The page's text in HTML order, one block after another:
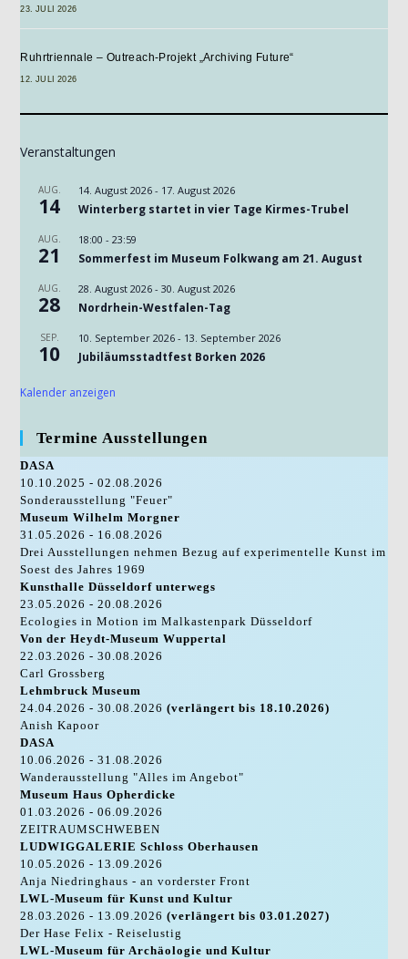
23. JULI 2026
Ruhrtriennale – Outreach-Projekt „Archiving Future“
12. JULI 2026
Veranstaltungen
AUG.
14
14. August 2026 - 17. August 2026
Winterberg startet in vier Tage Kirmes-Trubel
AUG.
21
18:00 -23:59
Sommerfest im Museum Folkwang am 21. August
AUG.
28
28. August 2026 -30. August 2026
Nordrhein-Westfalen-Tag
SEP.
10
10. September 2026 - 13. September 2026
Jubiläumsstadtfest Borken 2026
Kalender anzeigen
Termine Ausstellungen
DASA
10.10.2025 - 02.08.2026
Sonderausstellung "Feuer"
Museum Wilhelm Morgner
31.05.2026 - 16.08.2026
Drei Ausstellungen nehmen Bezug auf experimentelle Kunst im
Soest des Jahres 1969
Kunsthalle Düsseldorf unterwegs
23.05.2026 - 20.08.2026
Ecologies in Motion im Malkastenpark Düsseldorf
Von der Heydt-Museum Wuppertal
22.03.2026 - 30.08.2026
Carl Grossberg
Lehmbruck Museum
24.04.2026 - 30.08.2026(verlängert bis 18.10.2026)
Anish Kapoor
DASA
10.06.2026 - 31.08.2026
Wanderausstellung "Alles im Angebot"
Museum Haus Opherdicke
01.03.2026 - 06.09.2026
ZEITRAUMSCHWEBEN
LUDWIGGALERIE Schloss Oberhausen
10.05.2026 - 13.09.2026
Anja Niedringhaus - an vorderster Front
LWL-Museum für Kunst und Kultur
28.03.2026 - 13.09.2026(verlängert bis 03.01.2027)
Der Hase Felix - Reiselustig
LWL-Museum für Archäologie und Kultur